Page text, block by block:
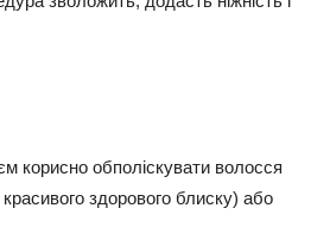
корисно обполіскувати волосся
здорового блиску) або